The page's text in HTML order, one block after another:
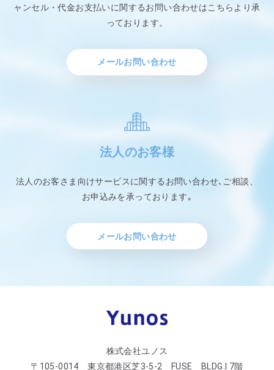
ャンセル・代金お支払いに関するお問い合わせはこちらより承
っております。
メールお問い合わせ
法人のお客様
法人のお客さま向けサービスに関するお問い合わせ､ご相談、
お申込みを承っております｡
メールお問い合わせ
株式会社ユノス
〒105-0014 東京都港区芝3-5-2 FUSE BLDG.Ⅰ 7階